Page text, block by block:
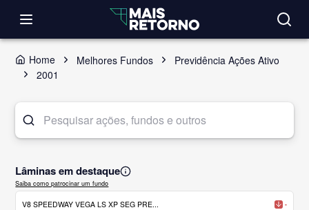
Home Melhores Fundos
Previdência Ações Ativo
2001
Lâminas em destaque
Saiba como patrocinar um fundo
V8 SPEEDWAY VEGA LS XP SEG PRE... -